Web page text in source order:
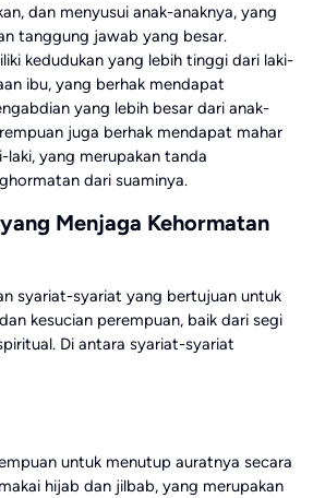
dan menyusui anak-anaknya, yang
tanggung jawab yang besar.
kedudukan yang lebih tinggi dari laki-
ibu, yang berhak mendapat
yang lebih besar dari anak-
juga berhak mendapat mahar
laki, yang merupakan tanda
dari suaminya.
Menjaga Kehormatan
syariat-syariat yang bertujuan untuk
kesucian perempuan, baik dari segi
Di antara syariat-syariat
untuk menutup auratnya secara
hijab dan jilbab, yang merupakan